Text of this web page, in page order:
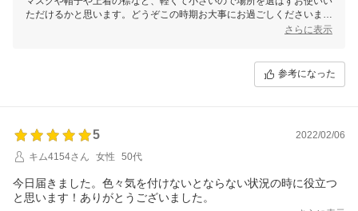
ただけるかと思います。どうぞこの時期お大事にお過ごしくださいま
さらに表示
参考になった
5
2022/02/06
キム4154さん
女性 50代
今日届きました。色々気を付けないとならない状況の時に役立つ
と思います！ありがとうございました。